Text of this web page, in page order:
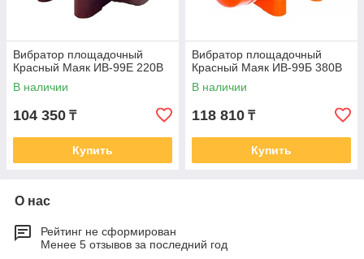
Вибратор площадочный
Красный Маяк ИВ-99Е 220В
В наличии
104 350 ₸
Купить
Вибратор площадочный
Красный Маяк ИВ-99Б 380В
В наличии
118 810 ₸
Купить
О нас
Рейтинг не сформирован
Менее 5 отзывов за последний год